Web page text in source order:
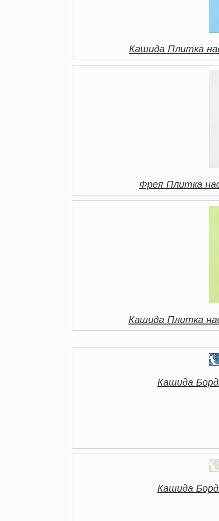
Кашида Плитка
Фрея Плитка
Кашида Плитка
Кашида
Кашида